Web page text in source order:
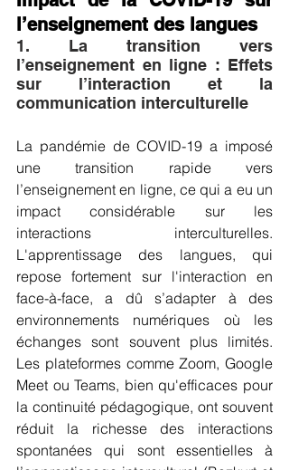
l’enseignement des langues
1. La transition vers
l’enseignement en ligne : Effets
sur l’interaction et la
communication interculturelle
La pandémie de COVID-19 a imposé
une transition rapide vers
l’enseignement en ligne, ce qui a eu un
impact considérable sur les
interactions interculturelles.
L'apprentissage des langues, qui
repose fortement sur l'interaction en
face-à-face, a dû s’adapter à des
environnements numériques où les
échanges sont souvent plus limités.
Les plateformes comme Zoom, Google
Meet ou Teams, bien qu'efficaces pour
la continuité pédagogique, ont souvent
réduit la richesse des interactions
spontanées qui sont essentielles à